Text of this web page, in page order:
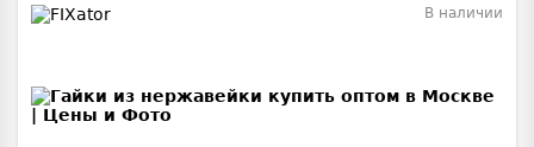
В наличии